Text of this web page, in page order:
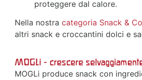
proteggere dal calore.
Nella nostra categoria Snack &
altri snack e croccantini dolci e
MOGLi - crescere
MOGLi produce snack con